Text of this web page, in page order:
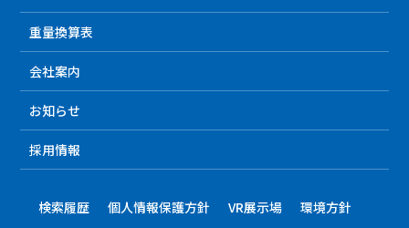
重量換算表
会社案内
お知らせ
採用情報
検索履歴 個人情報保護方針 VR展示場 環境方針